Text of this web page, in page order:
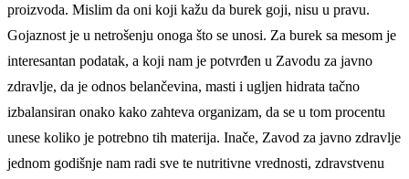
proizvoda. Mislim da oni koji kažu da burek goji, nisu u pravu.
Gojaznost je u netrošenju onoga što se unosi. Za burek sa mesom je
interesantan podatak, a koji nam je potvrđen u Zavodu za javno
zdravlje, da je odnos belančevina, masti i ugljen hidrata tačno
izbalansiran onako kako zahteva organizam, da se u tom procentu
unese koliko je potrebno tih materija. Inače, Zavod za javno zdravlje
jednom godišnje nam radi sve te nutritivne vrednosti, zdravstvenu